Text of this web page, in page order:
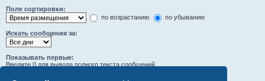
Поле сортировки:
по возрастанию
по убыванию
Искать сообщения за:
Показывать первые:
Введите 0 для вывода полного текста сообщений.